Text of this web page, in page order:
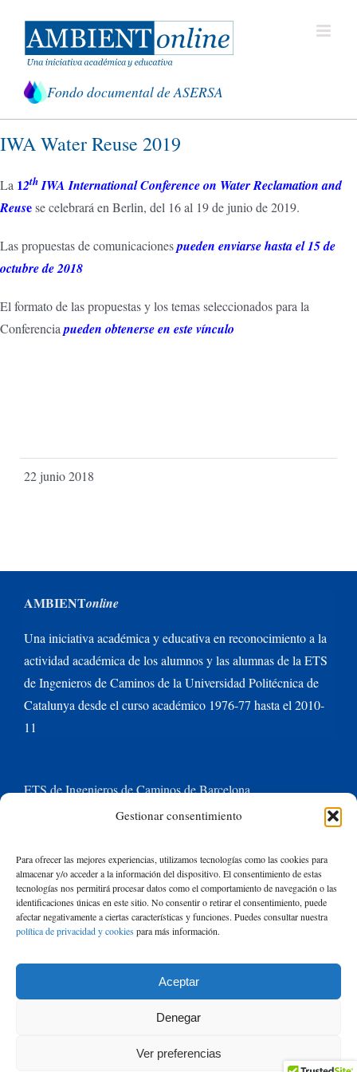
Gestionar consentimiento
Para ofrecer las mejores experiencias, utilizamos tecnologías como las cookies para
almacenar y/o acceder a la información del dispositivo. El consentimiento de estas
tecnologías nos permitirá procesar datos como el comportamiento de navegación o las
identificaciones únicas en este sitio. No consentir o retirar el consentimiento, puede
afectar negativamente a ciertas características y funciones. Puedes consultar nuestra
política de privacidad y cookiespara más información.
Aceptar
Denegar
Ver preferencias
contenido
Fondo documental de ASERSA
IWA Water Reuse 2019
La 12thIWA International Conference on Water Reclamation and
Reusese celebrará en Berlin, del 16 al 19 de junio de 2019.
Las propuestas de comunicacionespueden enviarse hasta el 15 de
octubre de 2018
El formato de las propuestas y los temas seleccionados para la
Conferencia pueden obtenerse en este vínculo
22 junio 2018
AMBIENTonline
Una iniciativa académica y educativa en reconocimiento a la
actividad académica de los alumnos y las alumnas de la ETS
de Ingenieros de Caminos de la Universidad Politécnica de
Catalunya desde el curso académico 1976-77 hasta el 2010-
11
ETS de Ingenieros de Caminos de Barcelona
Universitat Politècnica de Catalunya BarcelonaTech
Contacte con nosotros
Buscar:
2026 de Rafael Mujeriego | Todos los derechos reservados
|